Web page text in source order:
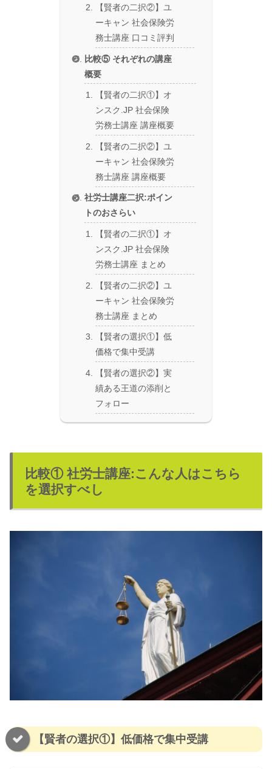
【賢者の二択②】ユ
ーキャン 社会保険労
務士講座 口コミ評判
比較⑤ それぞれの講座
概要
【賢者の二択①】オ
ンスク.JP 社会保険
労務士講座 講座概要
【賢者の二択②】ユ
ーキャン 社会保険労
務士講座 講座概要
社労士講座二択:ポイン
トのおさらい
【賢者の二択①】オ
ンスク.JP 社会保険
労務士講座 まとめ
【賢者の二択②】ユ
ーキャン 社会保険労
務士講座 まとめ
【賢者の選択①】低
価格で集中受講
【賢者の選択②】実
績ある王道の添削と
フォロー
比較① 社労士講座:こんな人はこちら
を選択すべし
【賢者の選択①】低価格で集中受講